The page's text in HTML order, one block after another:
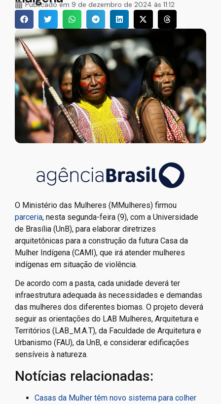
Publicado em 9 de dezembro de 2024 às 11:12
O Ministério das Mulheres (MMulheres) firmou
parceria, nesta segunda-feira (9), com a Universidade
de Brasília (UnB), para elaborar diretrizes
arquitetônicas para a construção da futura Casa da
Mulher Indígena (CAMI), que irá atender mulheres
indígenas em situação de violência.
De acordo com a pasta, cada unidade deverá ter
infraestrutura adequada às necessidades e demandas
das mulheres dos diferentes biomas. O projeto deverá
seguir as orientações do LAB Mulheres, Arquitetura e
Territórios (LAB_M.A.T), da Faculdade de Arquitetura e
Urbanismo (FAU), da UnB, e considerar edificações
sensíveis à natureza.
Notícias relacionadas:
Casas da Mulher têm novo sistema para colher